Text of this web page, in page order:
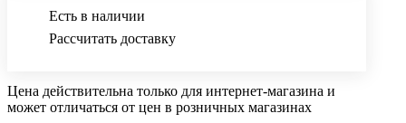
Есть в наличии
Рассчитать доставку
Цена действительна только для интернет-магазина и
может отличаться от цен в розничных магазинах